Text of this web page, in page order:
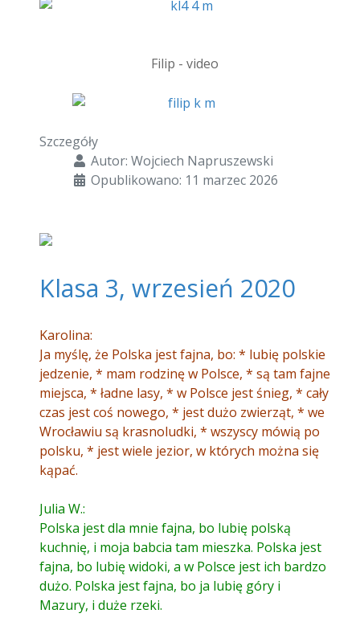
Filip - video
Szczegóły
Autor: Wojciech Napruszewski
Opublikowano: 11 marzec 2026
Klasa 3, wrzesień 2020
Karolina:
Ja myślę, że Polska jest fajna, bo: * lubię polskie
jedzenie, * mam rodzinę w Polsce, * są tam fajne
miejsca, * ładne lasy, * w Polsce jest śnieg, * cały
czas jest coś nowego, * jest dużo zwierząt, * we
Wrocławiu są krasnoludki, * wszyscy mówią po
polsku, * jest wiele jezior, w których można się
kąpać.
Julia W.:
Polska jest dla mnie fajna, bo lubię polską
kuchnię, i moja babcia tam mieszka. Polska jest
fajna, bo lubię widoki, a w Polsce jest ich bardzo
dużo. Polska jest fajna, bo ja lubię góry i
Mazury, i duże rzeki.